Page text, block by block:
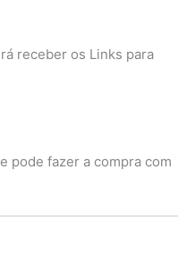
receber os Links para
pode fazer a compra com